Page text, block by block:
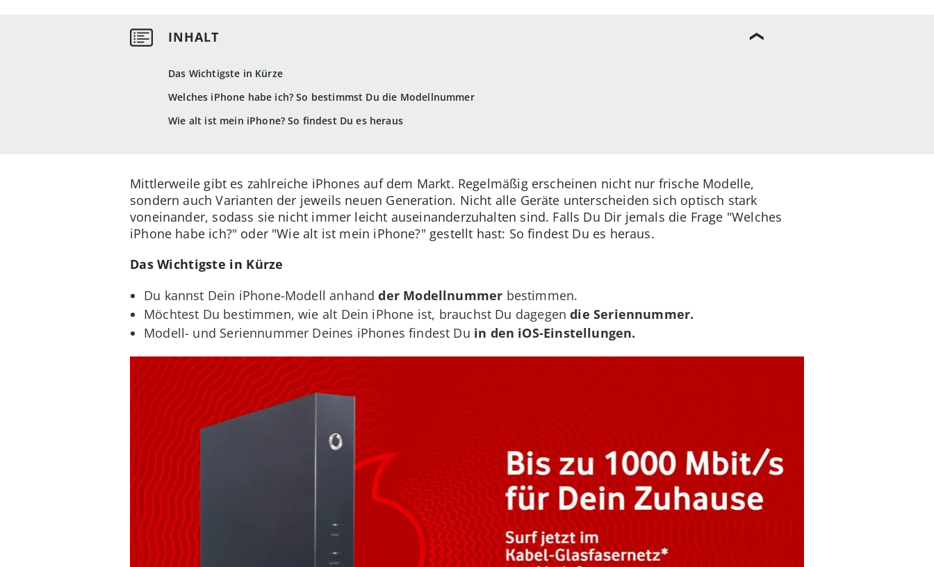
Das Wichtigste in Kürze
Welches iPhone habe ich? So bestimmst Du die Modellnummer
Wie alt ist mein iPhone? So findest Du es heraus
Mittlerweile gibt es zahlreiche iPhones auf dem Markt. Regelmäßig erscheinen nicht nur frische Modelle,
sondern auch Varianten der jeweils neuen Generation. Nicht alle Geräte unterscheiden sich optisch stark
voneinander, sodass sie nicht immer leicht auseinanderzuhalten sind. Falls Du Dir jemals die Frage "Welches
iPhone habe ich?" oder "Wie alt ist mein iPhone?" gestellt hast: So findest Du es heraus.
Das Wichtigste in Kürze
Du kannst Dein iPhone-Modell anhand der Modellnummer bestimmen.
Möchtest Du bestimmen, wie alt Dein iPhone ist, brauchst Du dagegendie Seriennummer.
Modell- und Seriennummer Deines iPhones findest Du in den iOS-Einstellungen.